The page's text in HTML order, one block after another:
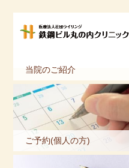
当院のご紹介
ご予約(個人の方)